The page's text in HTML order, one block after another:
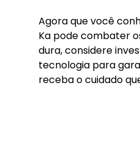
Agora que você
Ka pode combater
dura, considere
tecnologia para
receba o cuidado